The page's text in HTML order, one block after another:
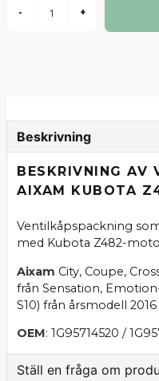
- +
Beskrivning
BESKRIVNING AV
AIXAM KUBOTA
Ventilkåpspackning
med Kubota Z482-
Aixam City, Coupe,
från Sensation,
S10) från årsmodell
OEM: 1G95714520 /
Ställ en fråga om